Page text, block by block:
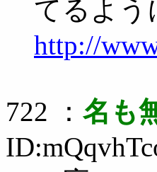
てるよう
http://
722 ： 名も